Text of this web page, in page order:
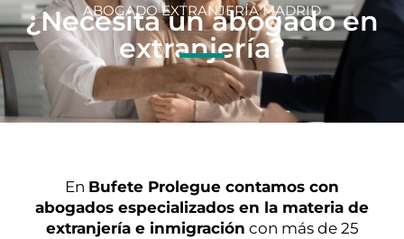
ABOGADO EXTRANJERÍA MADRID
¿Necesita un abogado en
extranjería?
En Bufete Prolegue contamos con
abogados especializados en la materia de
extranjería e inmigración con más de 25